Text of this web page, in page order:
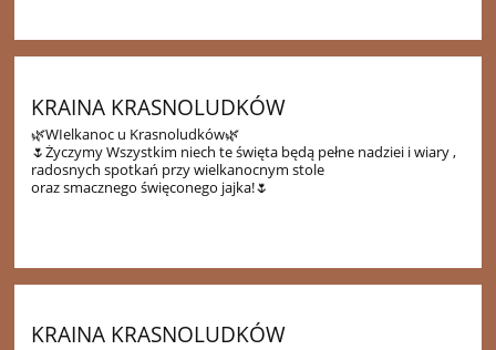
KRAINA KRASNOLUDKÓW
🌿WIelkanoc u Krasnoludków🌿
🌷Życzymy Wszystkim niech te święta będą pełne nadziei i wiary ,
radosnych spotkań przy wielkanocnym stole
oraz smacznego święconego jajka!🌷
KRAINA KRASNOLUDKÓW